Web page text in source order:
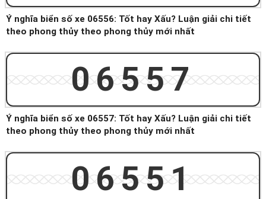
Ý nghĩa biển số xe 06556: Tốt hay Xấu? Luận giải chi tiết
theo phong thủy theo phong thủy mới nhất
06557
Ý nghĩa biển số xe 06557: Tốt hay Xấu? Luận giải chi tiết
theo phong thủy theo phong thủy mới nhất
06551